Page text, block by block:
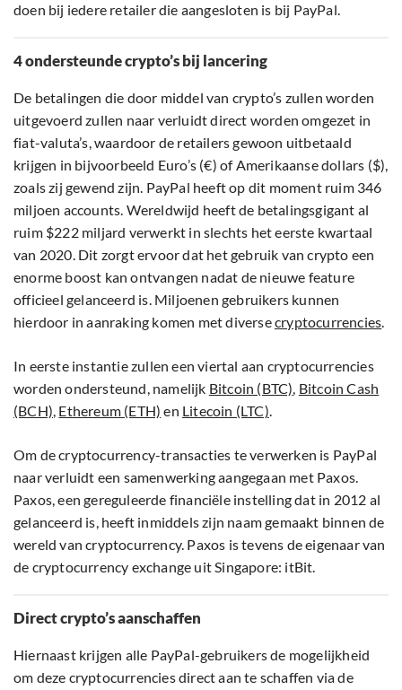
doen bij iedere retailer die aangesloten is bij PayPal.
4 ondersteunde crypto’s bij lancering
De betalingen die door middel van crypto’s zullen worden
uitgevoerd zullen naar verluidt direct worden omgezet in
fiat-valuta’s, waardoor de retailers gewoon uitbetaald
krijgen in bijvoorbeeld Euro’s (€) of Amerikaanse dollars ($),
zoals zij gewend zijn. PayPal heeft op dit moment ruim 346
miljoen accounts. Wereldwijd heeft de betalingsgigant al
ruim $222 miljard verwerkt in slechts het eerste kwartaal
van 2020. Dit zorgt ervoor dat het gebruik van crypto een
enorme boost kan ontvangen nadat de nieuwe feature
officieel gelanceerd is. Miljoenen gebruikers kunnen
hierdoor in aanraking komen met diversecryptocurrencies.
In eerste instantie zullen een viertal aan cryptocurrencies
worden ondersteund, namelijk Bitcoin (BTC), Bitcoin Cash
(BCH), Ethereum (ETH) en Litecoin (LTC).
Om de cryptocurrency-transacties te verwerken is PayPal
naar verluidt een samenwerking aangegaan met Paxos.
Paxos, een gereguleerde financiële instelling dat in 2012 al
gelanceerd is, heeft inmiddels zijn naam gemaakt binnen de
wereld van cryptocurrency. Paxos is tevens de eigenaar van
de cryptocurrency exchange uit Singapore: itBit.
Direct crypto’s aanschaffen
Hiernaast krijgen alle PayPal-gebruikers de mogelijkheid
om deze cryptocurrencies direct aan te schaffen via de